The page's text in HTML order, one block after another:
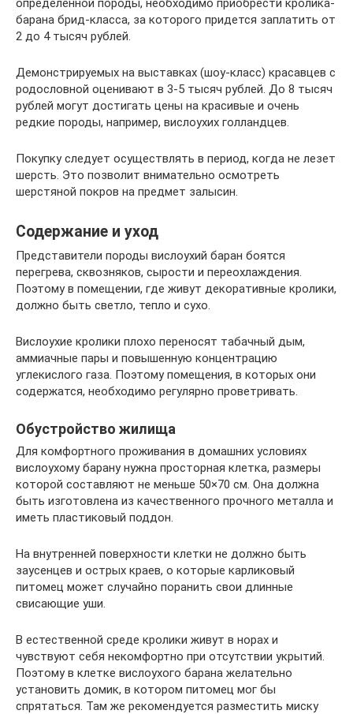
барана брид-класса, за которого придется заплатить от
2 до 4 тысяч рублей.
Демонстрируемых на выставках (шоу-класс) красавцев с
родословной оценивают в 3-5 тысяч рублей. До 8 тысяч
рублей могут достигать цены на красивые и очень
редкие породы, например, вислоухих голландцев.
Покупку следует осуществлять в период, когда не лезет
шерсть. Это позволит внимательно осмотреть
шерстяной покров на предмет залысин.
Содержание и уход
Представители породы вислоухий баран боятся
перегрева, сквозняков, сырости и переохлаждения.
Поэтому в помещении, где живут декоративные кролики,
должно быть светло, тепло и сухо.
Вислоухие кролики плохо переносят табачный дым,
аммиачные пары и повышенную концентрацию
углекислого газа. Поэтому помещения, в которых они
содержатся, необходимо регулярно проветривать.
Обустройство жилища
Для комфортного проживания в домашних условиях
вислоухому барану нужна просторная клетка, размеры
которой составляют не меньше 50×70 см. Она должна
быть изготовлена из качественного прочного металла и
иметь пластиковый поддон.
На внутренней поверхности клетки не должно быть
заусенцев и острых краев, о которые карликовый
питомец может случайно поранить свои длинные
свисающие уши.
В естественной среде кролики живут в норах и
чувствуют себя некомфортно при отсутствии укрытий.
Поэтому в клетке вислоухого барана желательно
установить домик, в котором питомец мог бы
спрятаться. Там же рекомендуется разместить миску